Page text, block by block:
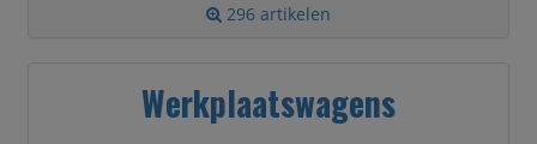
296 artikelen
Werkplaatswagens